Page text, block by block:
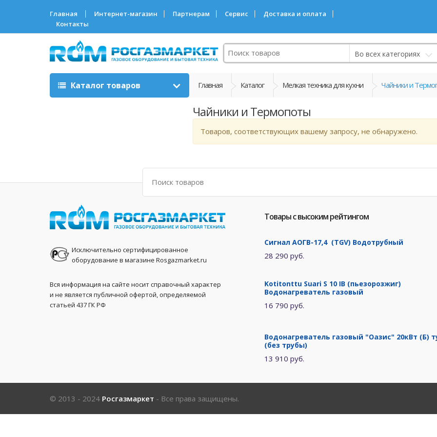
Главная Интернет-магазин Партнерам Сервис
Доставка и оплата
Контакты
Поиск
Во всех категориях
Каталог товаров Главная Каталог Мелкая техника для кухни Чайники и
Чайники и Термопоты
Товаров, соответствующих вашему запросу, не обнаружено.
Поиск
Исключительно сертифицированное
оборудование в магазине Rosgazmarket.ru
Вся информация на сайте носит справочный характер
и не является публичной офертой, определяемой
статьей 437 ГК РФ
Товары с высоким рейтингом
Сигнал АОГВ-17,4 (TGV) Водотрубный
28 290 руб.
Kotitonttu Suari S 10 IB (пьезорозжиг)
Водонагреватель газовый
16 790 руб.
Водонагреватель газовый "Оазис" 20кВт (Б)
(без трубы)
13 910 руб.
© 2013 - 2024 Росгазмаркет - Все права защищены.